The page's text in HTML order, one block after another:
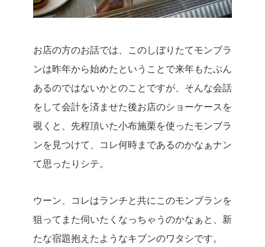
お店の方のお話では、このしぼりたてモンブラ
ンは昨年から始めたということで来年もたぶん
あるのではないかとのことですが、そんな会話
をして会計を済ませた後お店のショーケースを
覗くと、先程頂いた小布施栗を使ったモンブラ
ンを見つけて、コレ何時まであるのかなぁナン
て思ったりシテ。
ウーン、コレはランチと共にこのモンブランを
狙ってまた伺いたくなっちゃうのかなぁと、新
たな宿題抱えたようなキブンのワタシです。